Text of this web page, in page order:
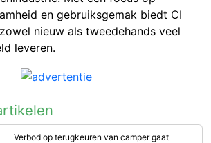
en gebruiksgemak biedt CI
nieuw als tweedehands veel
leveren.
Verbod op terugkeuren van camper gaat